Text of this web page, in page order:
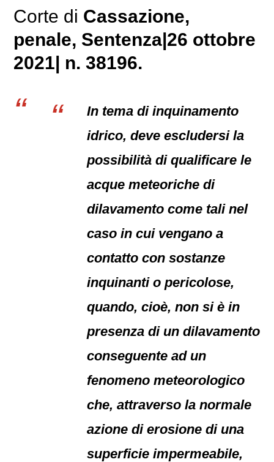
Corte di Cassazione,
penale, Sentenza|26 ottobre
2021| n. 38196.
In tema di inquinamento
idrico, deve escludersi la
possibilità di qualificare le
acque meteoriche di
dilavamento come tali nel
caso in cui vengano a
contatto con sostanze
inquinanti o pericolose,
quando, cioè, non si è in
presenza di un dilavamento
conseguente ad un
fenomeno meteorologico
che, attraverso la normale
azione di erosione di una
superficie impermeabile,